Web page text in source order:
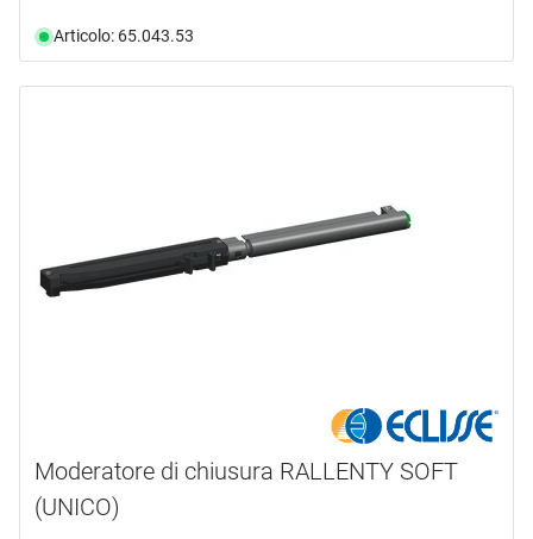
Articolo: 65.043.53
Moderatore di chiusura RALLENTY SOFT
(UNICO)